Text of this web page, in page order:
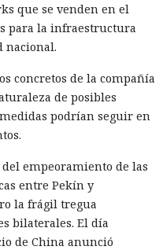
por páginas, rellena
en lugar del
esas mismas funciones
mostraron cómo el
para enviar
y gestionar compras en
que se venden en el
para la infraestructura
nacional.
concretos de la compañía
de posibles
podrían seguir en
empeoramiento de las
entre Pekín y
la frágil tregua
bilaterales. El día
de China anunció